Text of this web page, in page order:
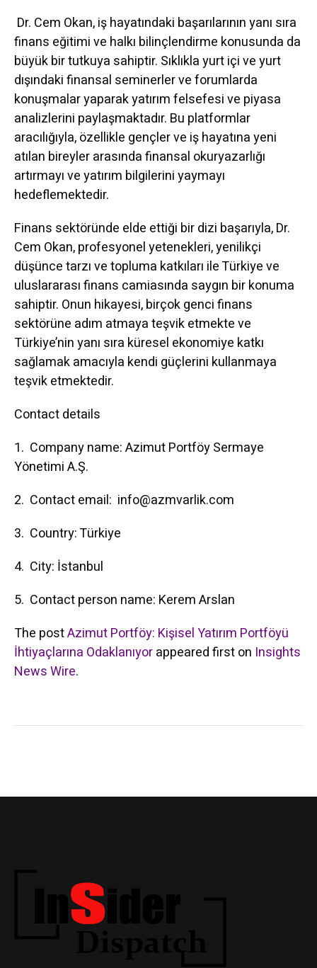
Dr. Cem Okan, iş hayatındaki başarılarının yanı sıra
finans eğitimi ve halkı bilinçlendirme konusunda da
büyük bir tutkuya sahiptir. Sıklıkla yurt içi ve yurt
dışındaki finansal seminerler ve forumlarda
konuşmalar yaparak yatırım felsefesi ve piyasa
analizlerini paylaşmaktadır. Bu platformlar
aracılığıyla, özellikle gençler ve iş hayatına yeni
atılan bireyler arasında finansal okuryazarlığı
artırmayı ve yatırım bilgilerini yaymayı
hedeflemektedir.
Finans sektöründe elde ettiği bir dizi başarıyla, Dr.
Cem Okan, profesyonel yetenekleri, yenilikçi
düşünce tarzı ve topluma katkıları ile Türkiye ve
uluslararası finans camiasında saygın bir konuma
sahiptir. Onun hikayesi, birçok genci finans
sektörüne adım atmaya teşvik etmekte ve
Türkiye’nin yanı sıra küresel ekonomiye katkı
sağlamak amacıyla kendi güçlerini kullanmaya
teşvik etmektedir.
Contact details
1. Company name: Azimut Portföy Sermaye
Yönetimi A.Ş.
2. Contact email: info@azmvarlik.com
3. Country: Türkiye
4. City: İstanbul
5. Contact person name: Kerem Arslan
The postAzimut Portföy: Kişisel Yatırım Portföyü
İhtiyaçlarına Odaklanıyorappeared first on Insights
News Wire.